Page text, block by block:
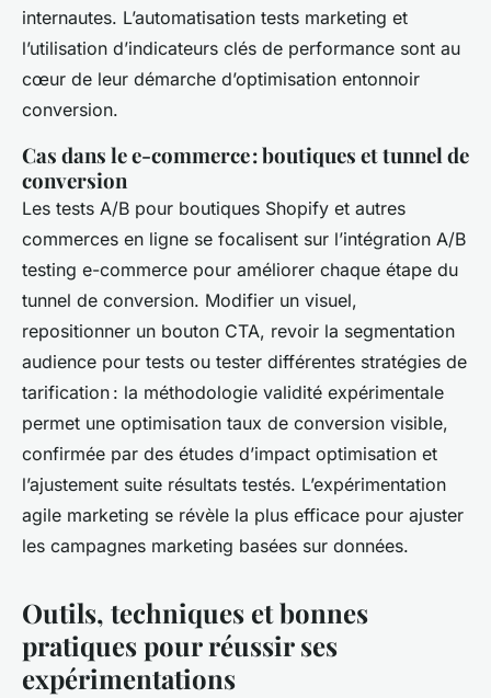
internautes. L’automatisation tests marketing et
l’utilisation d’indicateurs clés de performance sont au
cœur de leur démarche d’optimisation entonnoir
conversion.
Cas dans le e-commerce : boutiques et tunnel de
conversion
Les tests A/B pour boutiques Shopify et autres
commerces en ligne se focalisent sur l’intégration A/B
testing e-commerce pour améliorer chaque étape du
tunnel de conversion. Modifier un visuel,
repositionner un bouton CTA, revoir la segmentation
audience pour tests ou tester différentes stratégies de
tarification : la méthodologie validité expérimentale
permet une optimisation taux de conversion visible,
confirmée par des études d’impact optimisation et
l’ajustement suite résultats testés. L’expérimentation
agile marketing se révèle la plus efficace pour ajuster
les campagnes marketing basées sur données.
Outils, techniques et bonnes
pratiques pour réussir ses
expérimentations